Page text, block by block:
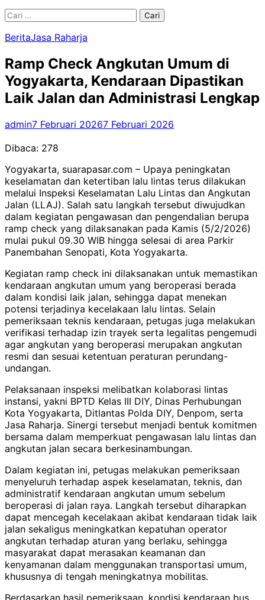
Cari
BeritaJasa Raharja
Ramp Check Angkutan Umum di
Yogyakarta, Kendaraan Dipastikan
Laik Jalan dan Administrasi Lengkap
admin7 Februari 20267 Februari 2026
Dibaca: 278
Yogyakarta, suarapasar.com – Upaya peningkatan
keselamatan dan ketertiban lalu lintas terus dilakukan
melalui Inspeksi Keselamatan Lalu Lintas dan Angkutan
Jalan (LLAJ). Salah satu langkah tersebut diwujudkan
dalam kegiatan pengawasan dan pengendalian berupa
ramp check yang dilaksanakan pada Kamis (5/2/2026)
mulai pukul 09.30 WIB hingga selesai di area Parkir
Panembahan Senopati, Kota Yogyakarta.
Kegiatan ramp check ini dilaksanakan untuk memastikan
kendaraan angkutan umum yang beroperasi berada
dalam kondisi laik jalan, sehingga dapat menekan
potensi terjadinya kecelakaan lalu lintas. Selain
pemeriksaan teknis kendaraan, petugas juga melakukan
verifikasi terhadap izin trayek serta legalitas pengemudi
agar angkutan yang beroperasi merupakan angkutan
resmi dan sesuai ketentuan peraturan perundang-
undangan.
Pelaksanaan inspeksi melibatkan kolaborasi lintas
instansi, yakni BPTD Kelas III DIY, Dinas Perhubungan
Kota Yogyakarta, Ditlantas Polda DIY, Denpom, serta
Jasa Raharja. Sinergi tersebut menjadi bentuk komitmen
bersama dalam memperkuat pengawasan lalu lintas dan
angkutan jalan secara berkesinambungan.
Dalam kegiatan ini, petugas melakukan pemeriksaan
menyeluruh terhadap aspek keselamatan, teknis, dan
administratif kendaraan angkutan umum sebelum
beroperasi di jalan raya. Langkah tersebut diharapkan
dapat mencegah kecelakaan akibat kendaraan tidak laik
jalan sekaligus meningkatkan kepatuhan operator
angkutan terhadap aturan yang berlaku, sehingga
masyarakat dapat merasakan keamanan dan
kenyamanan dalam menggunakan transportasi umum,
khususnya di tengah meningkatnya mobilitas.
Berdasarkan hasil pemeriksaan, kondisi kendaraan bus